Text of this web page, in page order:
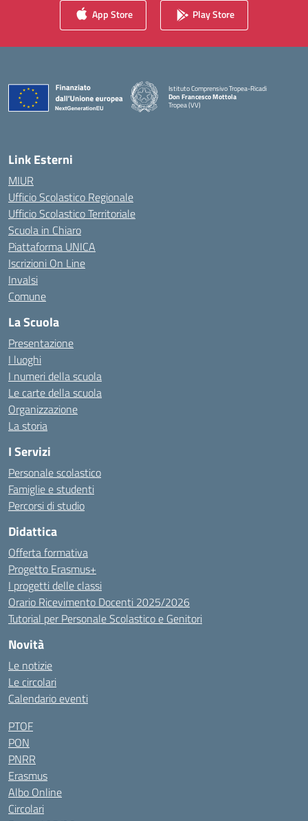
App Store Play Store
Istituto Comprensivo Tropea-Ricadi
Don Francesco Mottola
Tropea (VV)
— Visita la pagina iniziale della scuola
Link Esterni
MIUR
Ufficio Scolastico Regionale
Ufficio Scolastico Territoriale
Scuola in Chiaro
Piattaforma UNICA
Iscrizioni On Line
Invalsi
Comune
La Scuola
Presentazione
I luoghi
I numeri della scuola
Le carte della scuola
Organizzazione
La storia
I Servizi
Personale scolastico
Famiglie e studenti
Percorsi di studio
Didattica
Offerta formativa
Progetto Erasmus+
I progetti delle classi
Orario Ricevimento Docenti 2025/2026
Tutorial per Personale Scolastico e Genitori
Novità
Le notizie
Le circolari
Calendario eventi
PTOF
PON
PNRR
Erasmus
Albo Online
Circolari